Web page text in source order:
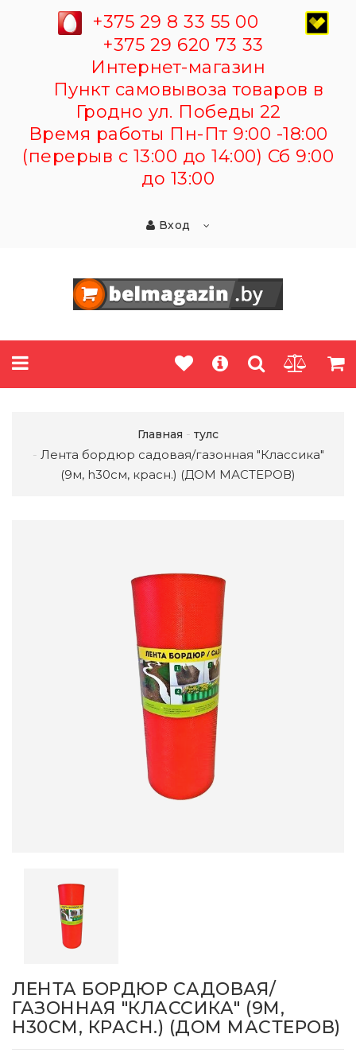
+375 29 8 33 55 00
+375 29 620 73 33
Интернет-магазин
Пункт самовывоза товаров в
Гродно ул. Победы 22
Время работы Пн-Пт 9:00 -18:00
(перерыв с 13:00 до 14:00) Сб 9:00
до 13:00
Вход
Главная тулс
Лента бордюр садовая/газонная "Классика"
(9м, h30см, красн.) (ДОМ МАСТЕРОВ)
ЛЕНТА БОРДЮР САДОВАЯ/
ГАЗОННАЯ "КЛАССИКА" (9М,
H30СМ, КРАСН.) (ДОМ МАСТЕРОВ)